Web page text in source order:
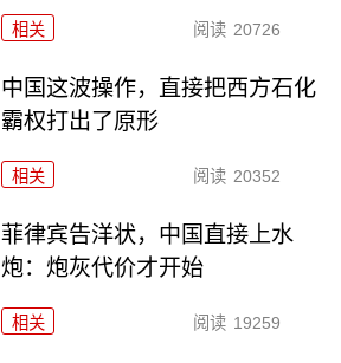
相关 阅读 20726
中国这波操作，直接把西方石化
霸权打出了原形
相关 阅读 20352
菲律宾告洋状，中国直接上水
炮：炮灰代价才开始
相关 阅读 19259